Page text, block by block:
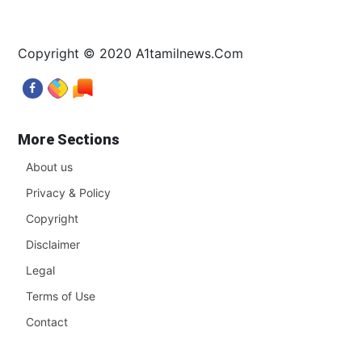
Copyright © 2020 A1tamilnews.Com
More Sections
About us
Privacy & Policy
Copyright
Disclaimer
Legal
Terms of Use
Contact